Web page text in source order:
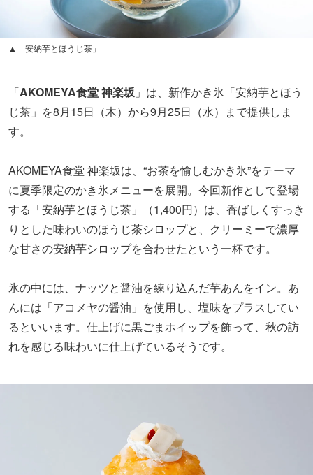
▲「安納芋とほうじ茶」
「AKOMEYA食堂 神楽坂 」は、新作かき氷「安納芋とほう
じ茶」を8月15日（木）から9月25日（水）まで提供しま
す。
AKOMEYA食堂 神楽坂は、“お茶を愉しむかき氷”をテーマ
に夏季限定のかき氷メニューを展開。今回新作として登場
する「安納芋とほうじ茶」（1,400円）は、香ばしくすっき
りとした味わいのほうじ茶シロップと、クリーミーで濃厚
な甘さの安納芋シロップを合わせたという一杯です。
氷の中には、ナッツと醤油を練り込んだ芋あんをイン。あ
んには「アコメヤの醤油」を使用し、塩味をプラスしてい
るといいます。仕上げに黒ごまホイップを飾って、秋の訪
れを感じる味わいに仕上げているそうです。